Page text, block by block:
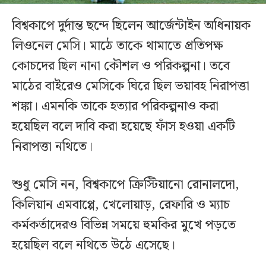
বিশ্বকাপে দুর্দান্ত ছন্দে ছিলেন আর্জেন্টাইন অধিনায়ক
লিওনেল মেসি। মাঠে তাকে থামাতে প্রতিপক্ষ
কোচদের ছিল নানা কৌশল ও পরিকল্পনা। তবে
মাঠের বাইরেও মেসিকে ঘিরে ছিল ভয়াবহ নিরাপত্তা
শঙ্কা। এমনকি তাকে হত্যার পরিকল্পনাও করা
হয়েছিল বলে দাবি করা হয়েছে ফাঁস হওয়া একটি
নিরাপত্তা নথিতে।
শুধু মেসি নন, বিশ্বকাপে ক্রিস্টিয়ানো রোনালদো,
কিলিয়ান এমবাপ্পে, খেলোয়াড়, রেফারি ও ম্যাচ
কর্মকর্তাদেরও বিভিন্ন সময়ে হুমকির মুখে পড়তে
হয়েছিল বলে নথিতে উঠে এসেছে।